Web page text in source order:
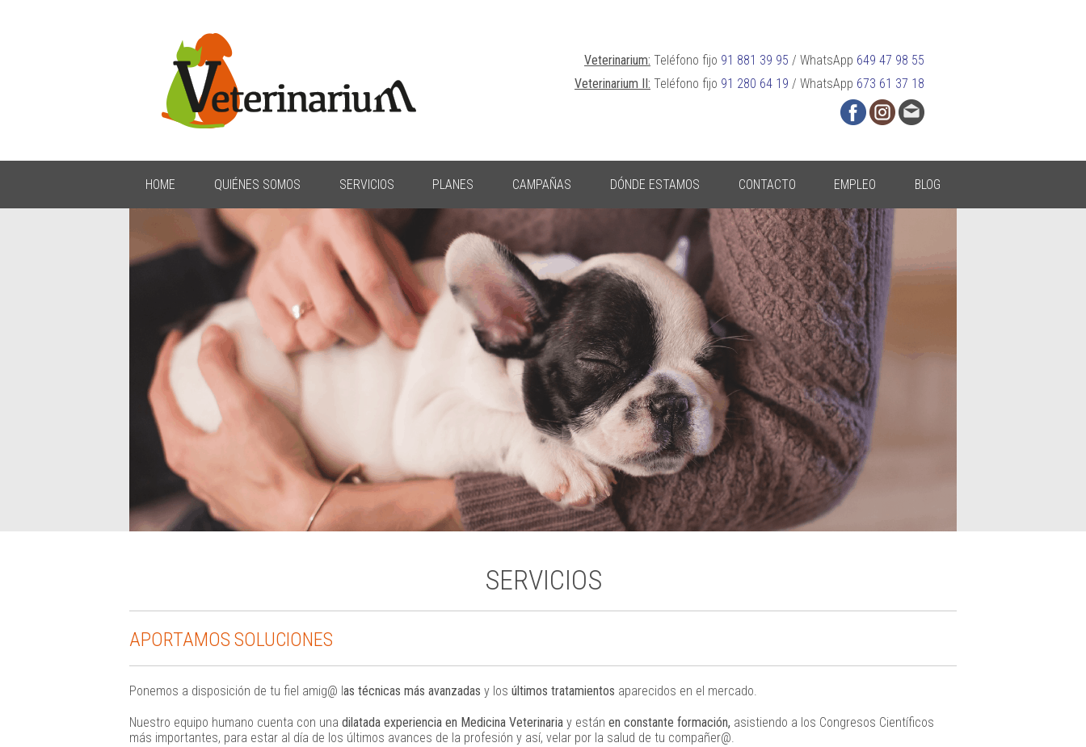
Veterinarium: Teléfono fijo 91 881 39 95 / WhatsApp 649 47 98 55
Veterinarium II: Teléfono fijo 91 280 64 19 / WhatsApp 673 61 37 18
HOME QUIÉNES SOMOS SERVICIOS PLANES CAMPAÑAS DÓNDE ESTAMOS CONTACTO EMPLEO BLOG
SERVICIOS
APORTAMOS SOLUCIONES
Ponemos a disposición de tu fiel amig@ las técnicas más avanzadas y los últimos tratamientos aparecidos en el mercado.
Nuestro equipo humano cuenta con una dilatada experiencia en Medicina Veterinaria y están en constante formación, asistiendo a los Congresos Científicos
más importantes, para estar al día de los últimos avances de la profesión y así, velar por la salud de tu compañer@.